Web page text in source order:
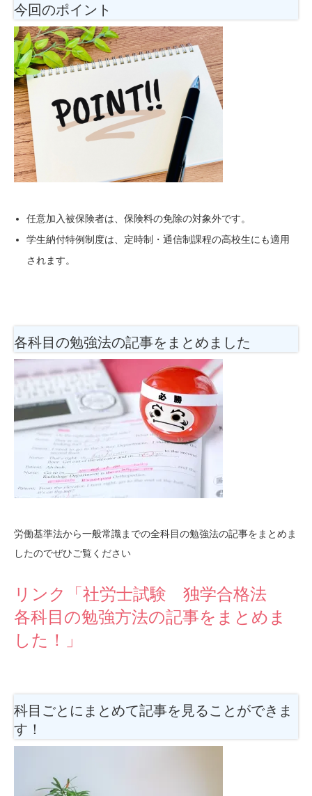
今回のポイント
任意加入被保険者は、保険料の免除の対象外です。
学生納付特例制度は、定時制・通信制課程の高校生にも適用
されます。
各科目の勉強法の記事をまとめました
労働基準法から一般常識までの全科目の勉強法の記事をまとめま
したのでぜひご覧ください
リンク「社労士試験 独学合格法
各科目の勉強方法の記事をまとめま
した！」
科目ごとにまとめて記事を見ることができま
す！